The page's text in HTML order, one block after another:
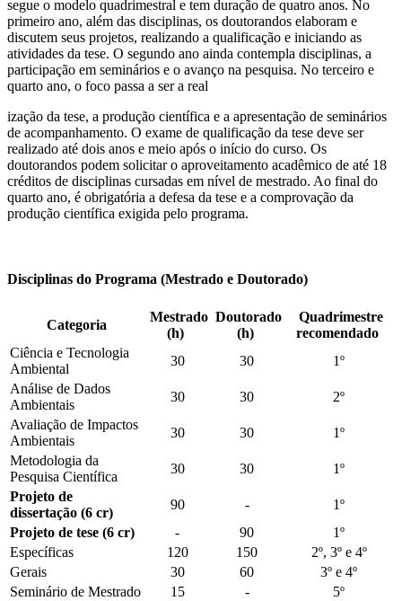
segue o modelo quadrimestral e tem duração de quatro anos. No
primeiro ano, além das disciplinas, os doutorandos elaboram e
discutem seus projetos, realizando a qualificação e iniciando as
atividades da tese. O segundo ano ainda contempla disciplinas, a
participação em seminários e o avanço na pesquisa. No terceiro e
quarto ano, o foco passa a ser a real
ização da tese, a produção científica e a apresentação de seminários
de acompanhamento. O exame de qualificação da tese deve ser
realizado até dois anos e meio após o início do curso. Os
doutorandos podem solicitar o aproveitamento acadêmico de até 18
créditos de disciplinas cursadas em nível de mestrado. Ao final do
quarto ano, é obrigatória a defesa da tese e a comprovação da
produção científica exigida pelo programa.
Disciplinas do Programa (Mestrado e Doutorado)
Categoria
Mestrado
(h)
Doutorado
(h)
Quadrimestre
recomendado
Ciência e Tecnologia
Ambiental
30 30
1º
Análise de Dados
Ambientais
30 30
2º
Avaliação de Impactos
Ambientais
30 30
1º
Metodologia da
Pesquisa Científica
30 30
1º
Projeto de
dissertação (6 cr)
90 -
1º
Projeto de tese (6 cr)
- 90
1º
Específicas
120 150
2º, 3º e 4º
Gerais
30 60
3º e 4º
Seminário de Mestrado
15 -
5º